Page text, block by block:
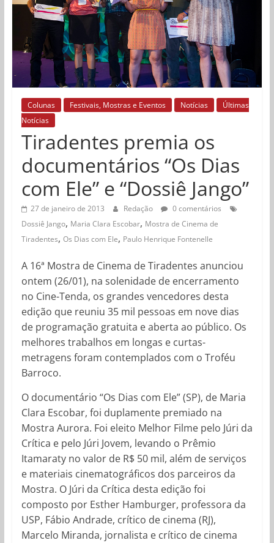
Colunas Festivais, Mostras e Eventos Notícias
Últimas
Notícias
Tiradentes premia os
documentários “Os Dias
com Ele” e “Dossiê Jango”
27 de janeiro de 2013 Redação
0 comentários
Dossiê Jango, Maria Clara Escobar, Mostra de Cinema de
Tiradentes, Os Dias com Ele, Paulo Henrique Fontenelle
A 16ª Mostra de Cinema de Tiradentes anunciou
ontem (26/01), na solenidade de encerramento
no Cine-Tenda, os grandes vencedores desta
edição que reuniu 35 mil pessoas em nove dias
de programação gratuita e aberta ao público. Os
melhores trabalhos em longas e curtas-
metragens foram contemplados com o Troféu
Barroco.
O documentário “Os Dias com Ele” (SP), de Maria
Clara Escobar, foi duplamente premiado na
Mostra Aurora. Foi eleito Melhor Filme pelo Júri da
Crítica e pelo Júri Jovem, levando o Prêmio
Itamaraty no valor de R$ 50 mil, além de serviços
e materiais cinematográficos dos parceiros da
Mostra. O Júri da Crítica desta edição foi
composto por Esther Hamburger, professora da
USP, Fábio Andrade, crítico de cinema (RJ),
Marcelo Miranda, jornalista e crítico de cinema